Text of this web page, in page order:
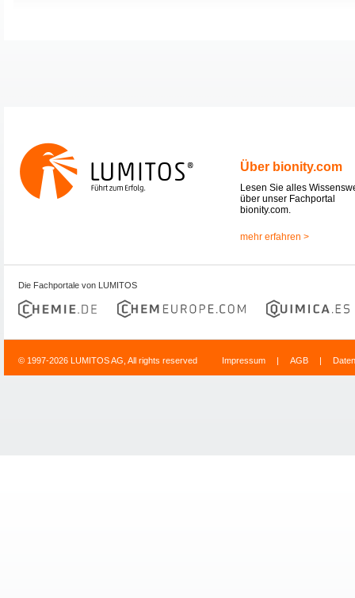
Über bionity.com
Lesen Sie alles
über unser Fachportal
bionity.com.
mehr erfahren >
Die Fachportale von LUMITOS
© 1997-2026 LUMITOS AG, All rights reserved Impressum | AGB |